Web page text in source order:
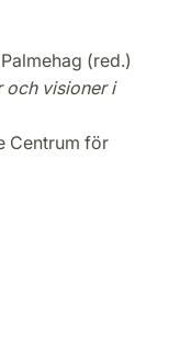
(red.)
och visioner i
Centrum för